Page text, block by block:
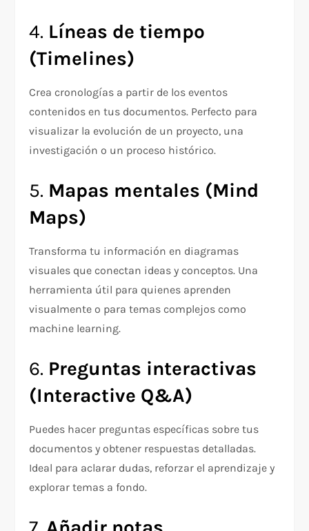
4. Líneas de tiempo
(Timelines)
Crea cronologías a partir de los eventos
contenidos en tus documentos. Perfecto para
visualizar la evolución de un proyecto, una
investigación o un proceso histórico.
5. Mapas mentales (Mind
Maps)
Transforma tu información en diagramas
visuales que conectan ideas y conceptos. Una
herramienta útil para quienes aprenden
visualmente o para temas complejos como
machine learning.
6. Preguntas interactivas
(Interactive Q&A)
Puedes hacer preguntas específicas sobre tus
documentos y obtener respuestas detalladas.
Ideal para aclarar dudas, reforzar el aprendizaje y
explorar temas a fondo.